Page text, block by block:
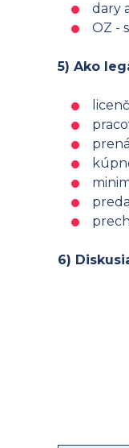
dary
OZ -
5) Ako
6)